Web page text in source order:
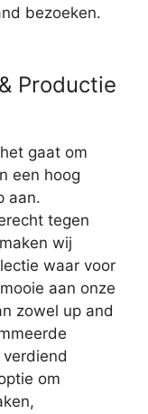
bezoeken.
Productie
gaat om
een hoog
aan.
tegen
wij
waar voor
aan onze
zowel up and
om